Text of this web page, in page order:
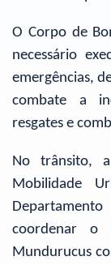
O Corpo de
necessário
emergências,
combate a
resgates e
No trânsito, a
Mobilidade
coordenar o
Mundurucus